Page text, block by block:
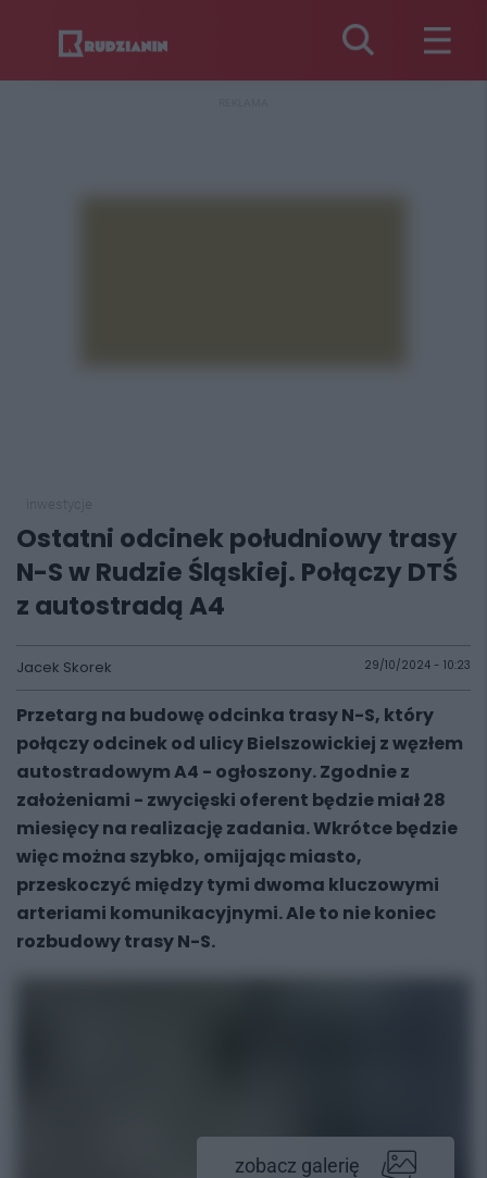
Ostatni odcinek południowy trasy
N-S w Rudzie Śląskiej. Połączy DTŚ
z autostradą A4
Jacek Skorek 29/10/2024 - 10:23
Przetarg na budowę odcinka trasy N-S, który
połączy odcinek od ulicy Bielszowickiej z węzłem
autostradowym A4 - ogłoszony. Zgodnie z
założeniami - zwycięski oferent będzie miał 28
miesięcy na realizację zadania. Wkrótce będzie
więc można szybko, omijając miasto,
przeskoczyć między tymi dwoma kluczowymi
arteriami komunikacyjnymi. Ale to nie koniec
rozbudowy trasy N-S.
zobacz galerię